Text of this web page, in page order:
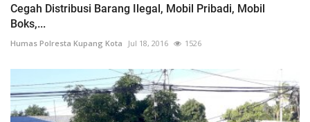
Cegah Distribusi Barang Ilegal, Mobil Pribadi, Mobil
Boks,...
Humas Polresta Kupang Kota Jul 18, 2016 1526